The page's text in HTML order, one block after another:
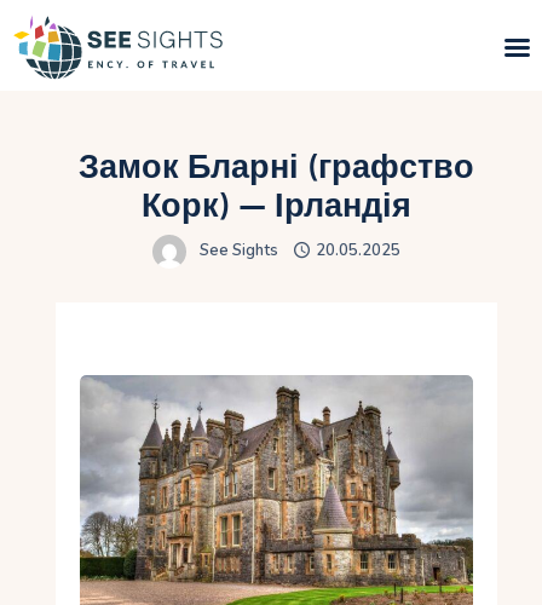
Гарячі тури
Типи Турів
Інфо
Блог
Контакти
Укр
Замок Бларні (графство
Корк) — Ірландія
See Sights 20.05.2025